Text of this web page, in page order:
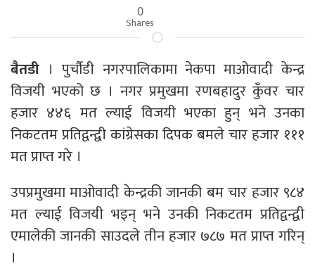
0
Shares
बैतडी । पुर्चौडी नगरपालिकामा नेकपा माओवादी केन्द्र
विजयी भएको छ । नगर प्रमुखमा रणबहादुर कुँवर चार
हजार ४४६ मत ल्याई विजयी भएका हुन् भने उनका
निकटतम प्रतिद्वन्द्वी कांग्रेसका दिपक बमले चार हजार १११
मत प्राप्त गरे ।
उपप्रमुखमा माओवादी केन्द्रकी जानकी बम चार हजार ९८४
मत ल्याई विजयी भइन् भने उनकी निकटतम प्रतिद्वन्द्वी
एमालेकी जानकी साउदले तीन हजार ७८७ मत प्राप्त गरिन्
।